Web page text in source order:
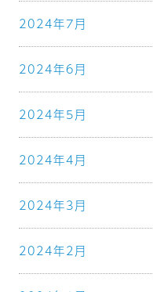
2024年7月
2024年6月
2024年5月
2024年4月
2024年3月
2024年2月